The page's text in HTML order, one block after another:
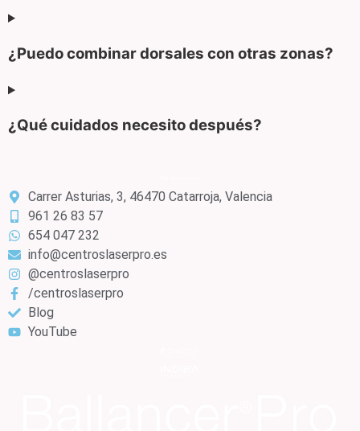
¿Puedo combinar dorsales con otras zonas?
¿Qué cuidados necesito después?
Carrer Asturias, 3, 46470 Catarroja, Valencia
961 26 83 57
654 047 232
info@centroslaserpro.es
@centroslaserpro
/centroslaserpro
Blog
YouTube